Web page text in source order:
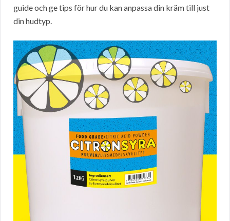
guide och ge tips för hur du kan anpassa din kräm till just
din hudtyp.